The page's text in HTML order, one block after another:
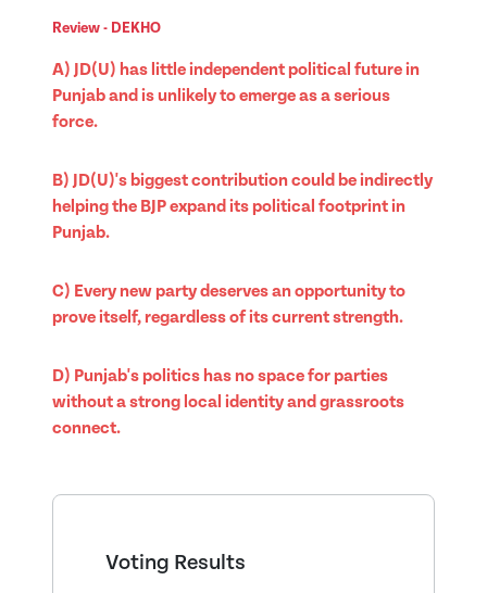
Review - DEKHO
A) JD(U) has little independent political future in
Punjab and is unlikely to emerge as a serious
force.
B) JD(U)'s biggest contribution could be indirectly
helping the BJP expand its political footprint in
Punjab.
C) Every new party deserves an opportunity to
prove itself, regardless of its current strength.
D) Punjab's politics has no space for parties
without a strong local identity and grassroots
connect.
Voting Results